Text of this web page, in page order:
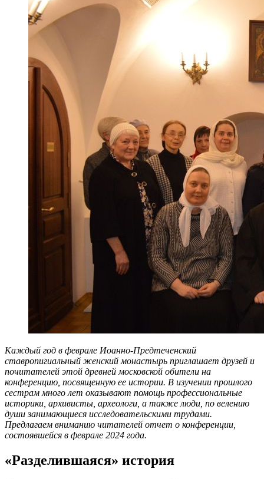
Каждый год в феврале Иоанно-Предтеченский
ставропигиальный женский монастырь приглашает друзей и
почитателей этой древней московской обители на
конференцию, посвященную ее истории. В изучении прошлого
сестрам много лет оказывают помощь профессиональные
историки, архивисты, археологи, а также люди, по велению
души занимающиеся исследовательскими трудами.
Предлагаем вниманию читателей отчет о конференции,
состоявшейся в феврале 2024 года.
«Разделившаяся» история